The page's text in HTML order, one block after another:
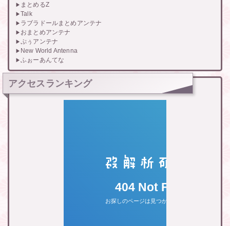
まとめるZ
Talk
ラブラドールまとめアンテナ
おまとめアンテナ
ぷぅアンテナ
New World Antenna
ふぉーあんてな
アクセスランキング